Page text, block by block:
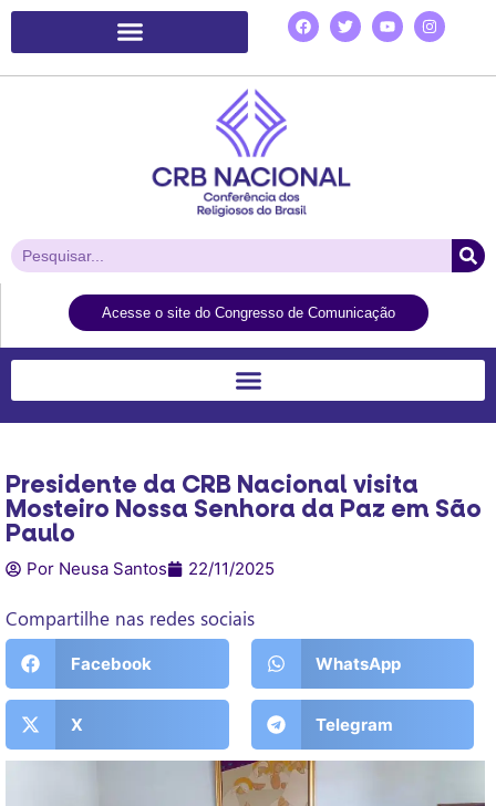
Acesse o site do Congresso de Comunicação
Presidente da CRB Nacional visita
Mosteiro Nossa Senhora da Paz em São
Paulo
Por Neusa Santos 22/11/2025
Compartilhe nas redes sociais
Facebook WhatsApp
X Telegram